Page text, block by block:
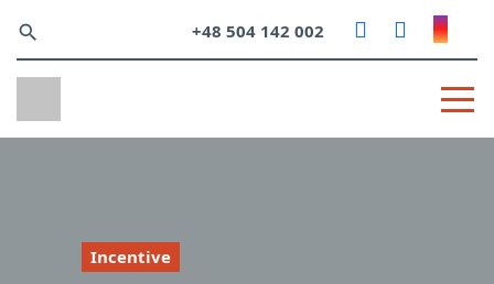
search +48 504 142 002
Incentive